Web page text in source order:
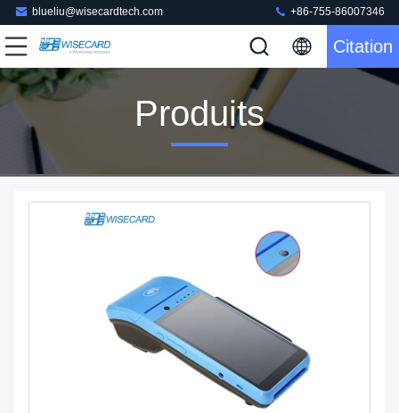
blueliu@wisecardtech.com +86-755-86007346
Citation
Produits